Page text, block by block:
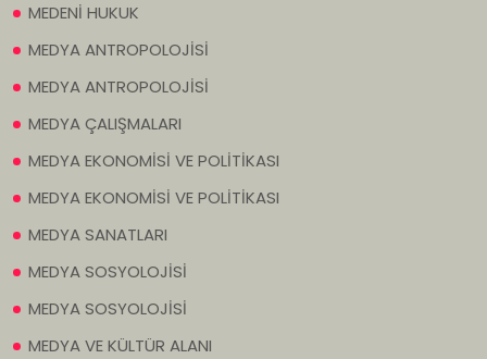
MEDENİ HUKUK
MEDYA ANTROPOLOJİSİ
MEDYA ANTROPOLOJİSİ
MEDYA ÇALIŞMALARI
MEDYA EKONOMİSİ VE POLİTİKASI
MEDYA EKONOMİSİ VE POLİTİKASI
MEDYA SANATLARI
MEDYA SOSYOLOJİSİ
MEDYA SOSYOLOJİSİ
MEDYA VE KÜLTÜR ALANI